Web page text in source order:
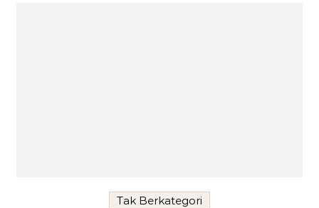
Tak Berkategori